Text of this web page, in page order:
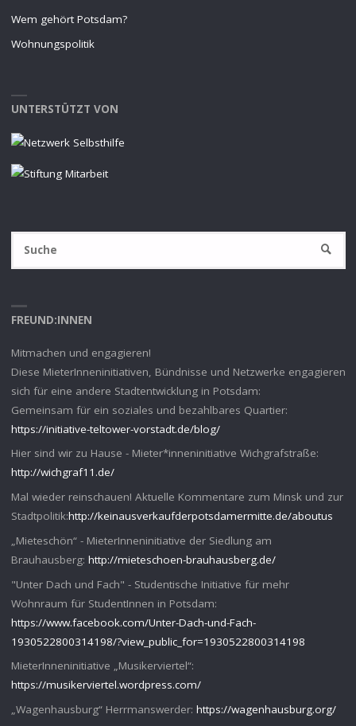
Wem gehört Potsdam?
Wohnungspolitik
UNTERSTÜTZT VON
SUCHE
FREUND:INNEN
Mitmachen und engagieren!
Diese MieterInneninitiativen, Bündnisse und Netzwerke engagieren
sich für eine andere Stadtentwicklung in Potsdam:
Gemeinsam für ein soziales und bezahlbares Quartier:
https://initiative-teltower-vorstadt.de/blog/
Hier sind wir zu Hause - Mieter*inneninitiative Wichgrafstraße:
http://wichgraf11.de/
Mal wieder reinschauen! Aktuelle Kommentare zum Minsk und zur
Stadtpolitik:http://keinausverkaufderpotsdamermitte.de/aboutus
„Mieteschön“ - MieterInneninitiative der Siedlung am
Brauhausberg: http://mieteschoen-brauhausberg.de/
"Unter Dach und Fach" - Studentische Initiative für mehr
Wohnraum für StudentInnen in Potsdam:
https://www.facebook.com/Unter-Dach-und-Fach-
1930522800314198/?view_public_for=1930522800314198
MieterInneninitiative „Musikerviertel“:
https://musikerviertel.wordpress.com/
„Wagenhausburg“ Herrmanswerder: https://wagenhausburg.org/